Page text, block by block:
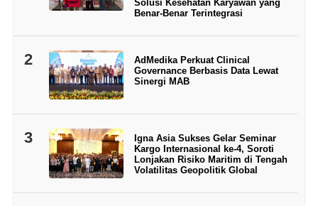
Solusi Kesehatan Karyawan yang
Benar-Benar Terintegrasi
2
AdMedika Perkuat Clinical
Governance Berbasis Data Lewat
Sinergi MAB
3
Igna Asia Sukses Gelar Seminar
Kargo Internasional ke-4, Soroti
Lonjakan Risiko Maritim di Tengah
Volatilitas Geopolitik Global